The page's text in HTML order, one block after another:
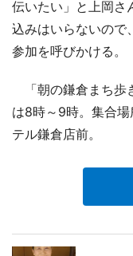
伝いたい」と上岡さ
込みはいらないので
参加を呼びかける。
「朝の鎌倉まち歩
は8時～9時。集合
テル鎌倉店前。